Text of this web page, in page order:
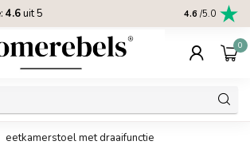
4.6uit 5 2 jaar
4.6 /5.0
0
eetkamerstoel met draaifunctie